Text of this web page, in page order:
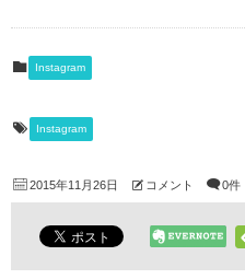
Instagram
Instagram
2015年11月26日 コメント 0件